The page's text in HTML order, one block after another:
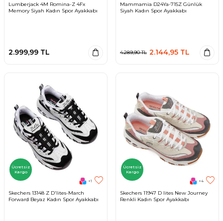
Lumberjack 4M Romina-Z 4Fx
Memory Siyah Kadın Spor Ayakkabı
2.999,99 TL
Mammamia D24Ya-715Z Günlük
Siyah Kadın Spor Ayakkabı
4.289,90TL 2.144,95 TL
Ücretsiz
Kargo
+1
Skechers 13148 Z D'lites-March
Forward Beyaz Kadın Spor Ayakkabı
Ücretsiz
Kargo
+4
Skechers 11947 D lites New Journey
Renkli Kadın Spor Ayakkabı